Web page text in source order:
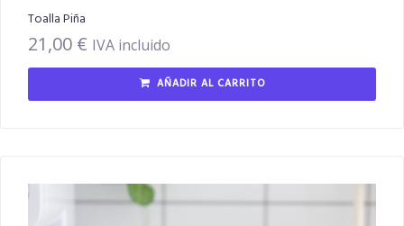
Toalla Piña
21,00 € IVA incluido
AÑADIR AL CARRITO